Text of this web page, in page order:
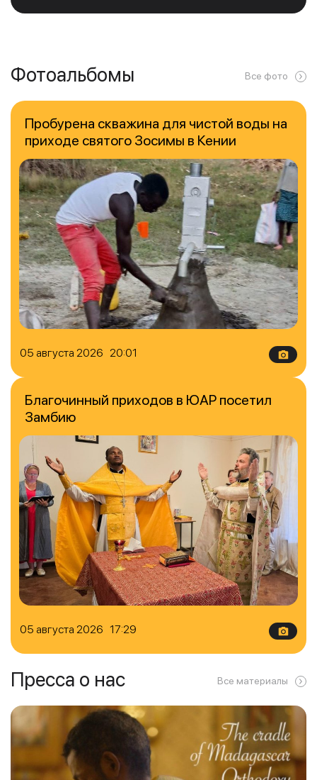
Фотоальбомы Все фото
05 августа 2026 20:01
Пробурена скважина для чистой воды на
приходе святого Зосимы в Кении
05 августа 2026 17:29
Благочинный приходов в ЮАР посетил
Замбию
Пресса о нас Все материалы